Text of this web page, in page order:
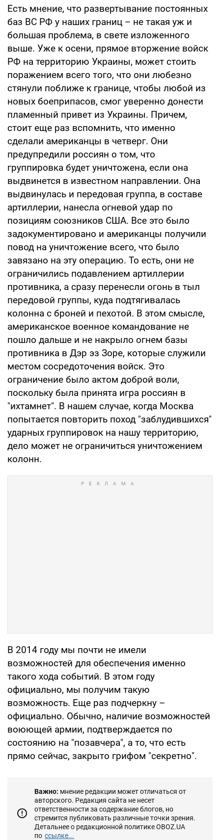
Есть мнение, что развертывание постоянных
баз ВС РФ у наших границ – не такая уж и
большая проблема, в свете изложенного
выше. Уже к осени, прямое вторжение войск
РФ на территорию Украины, может стоить
поражением всего того, что они любезно
стянули поближе к границе, чтобы любой из
новых боеприпасов, смог уверенно донести
пламенный привет из Украины. Причем,
стоит еще раз вспомнить, что именно
сделали американцы в четверг. Они
предупредили россиян о том, что
группировка будет уничтожена, если она
выдвинется в известном направлении. Она
выдвинулась и передовая группа, в составе
артиллерии, нанесла огневой удар по
позициям союзников США. Все это было
задокументировано и американцы получили
повод на уничтожение всего, что было
завязано на эту операцию. То есть, они не
ограничились подавлением артиллерии
противника, а сразу перенесли огонь в тыл
передовой группы, куда подтягивалась
колонна с броней и пехотой. В этом смысле,
американское военное командование не
пошло дальше и не накрыло огнем базы
противника в Дэр эз Зоре, которые служили
местом сосредоточения войск. Это
ограничение было актом доброй воли,
поскольку была принята игра россиян в
"ихтамнет". В нашем случае, когда Москва
попытается повторить поход "заблудившихся"
ударных группировок на нашу территорию,
дело может не ограничиться уничтожением
колонн.
В 2014 году мы почти не имели
возможностей для обеспечения именно
такого хода событий. В этом году
официально, мы получим такую
возможность. Еще раз подчеркну –
официально. Обычно, наличие возможностей
воюющей армии, подтверждается по
состоянию на "позавчера", а то, что есть
прямо сейчас, закрыто грифом "секретно".
Важно: мнение редакции может отличаться от
авторского. Редакция сайта не несет
ответственности за содержание блогов, но
стремится публиковать различные точки зрения.
Детальнее о редакционной политике OBOZ.UA
по ссылке...